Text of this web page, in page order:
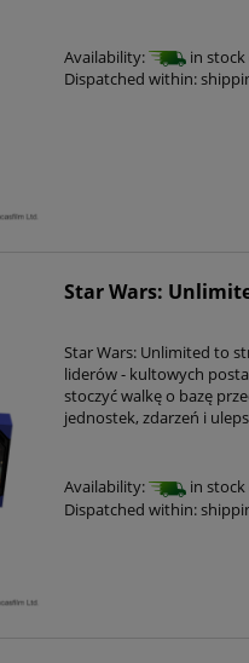
Availability:
in stock
Dispatched within:
Star Wars:
Star Wars: Unlimited to
liderów - kultowych
stoczyć walkę o bazę
jednostek, zdarzeń i
Availability:
in stock
Dispatched within: